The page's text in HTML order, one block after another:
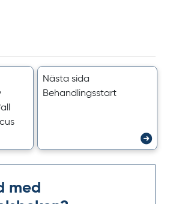
Nästa sida
Behandlingsstart
med